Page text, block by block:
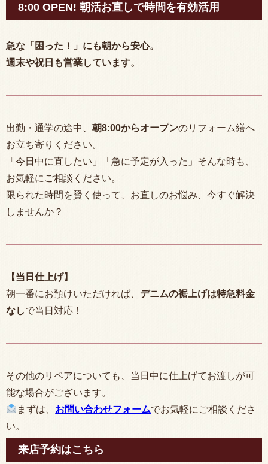
8:00 OPEN! 朝活お直しで時間を有効活用
急な「困った！」にも朝から安心。
週末や祝日も営業しています。
出勤・通学の途中、 朝8:00からオープンのリフォーム繕へ
お立ち寄りください。
「今日中に直したい」「急に予定が入った」そんな時も、
お気軽にご相談ください。
限られた時間を賢く使って、お直しのお悩み、今すぐ解決
しませんか？
【当日仕上げ】
朝一番にお預けいただければ、 デニムの裾上げは特急料金
なしで当日対応！
その他のリペアについても、当日中に仕上げてお渡しが可
能な場合がございます。
まずは、 お問い合わせフォームでお気軽にご相談くださ
い。
来店予約はこちら